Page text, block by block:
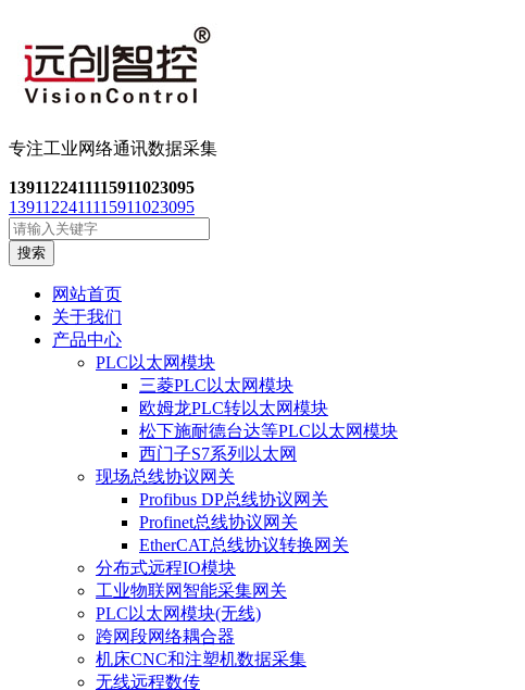
专注工业网络通讯数据采集
1391122411115911023095
1391122411115911023095
搜索
网站首页
关于我们
产品中心
PLC以太网模块
三菱PLC以太网模块
欧姆龙PLC转以太网模块
松下施耐德台达等PLC以太网模块
西门子S7系列以太网
现场总线协议网关
Profibus DP总线协议网关
Profinet总线协议网关
EtherCAT总线协议转换网关
分布式远程IO模块
工业物联网智能采集网关
PLC以太网模块(无线)
跨网段网络耦合器
机床CNC和注塑机数据采集
无线远程数传